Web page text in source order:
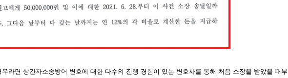
라면 상간자소송방어 변호에 대한 다수의 진행 경험이 있는 변호사를 통해 처음 소장을 받았을 때